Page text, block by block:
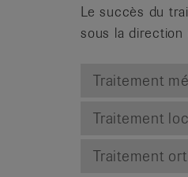
Le succès du
sous la direction
Traitement
Traitement
Traitement